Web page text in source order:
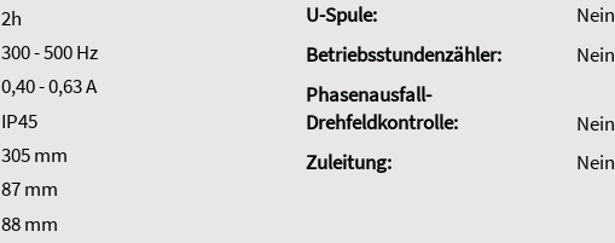
2h
300 - 500 Hz
0,40 - 0,63 A
IP45
305 mm
87 mm
88 mm
U-Spule:
Nein
Betriebsstundenzähler:
Nein
Phasenausfall-
Drehfeldkontrolle:
Nein
Zuleitung:
Nein